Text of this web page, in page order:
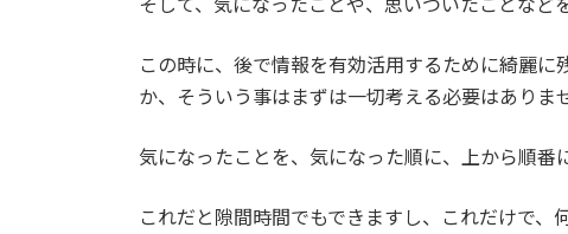
この時に、後で情報を有効活用するために綺麗
か、そういう事はまずは一切考える必要はありま
気になったことを、気になった順に、上から順番
これだと隙間時間でもできますし、これだけで、